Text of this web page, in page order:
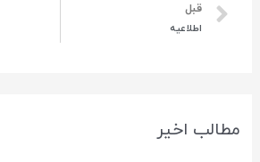
قبل
اطلاعیه
مطالب اخیر